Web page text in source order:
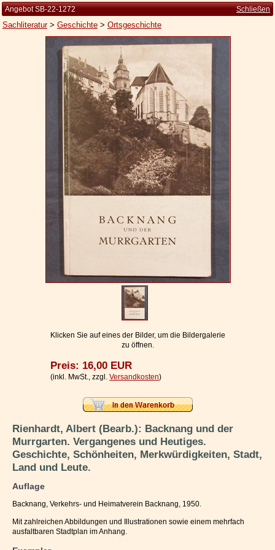
Kleine Kulturgeschichte
Die Brockhaus Auflagen
Die Meyer Auflagen
Zu den Angeboten
Widerrufsbelehrung
Ihr Warenkorb
Angebot SB-22-1272 Schließen
Sachliteratur> Geschichte> Ortsgeschichte
Klicken Sie auf eines der Bilder, um die Bildergalerie
zu öffnen.
Preis: 16,00 EUR
(inkl. MwSt., zzgl. Versandkosten)
Rienhardt, Albert (Bearb.): Backnang und der
Murrgarten. Vergangenes und Heutiges.
Geschichte, Schönheiten, Merkwürdigkeiten, Stadt,
Land und Leute.
Auflage
Backnang, Verkehrs- und Heimatverein Backnang, 1950.
Mit zahlreichen Abbildungen und Illustrationen sowie einem mehrfach
ausfaltbaren Stadtplan im Anhang.